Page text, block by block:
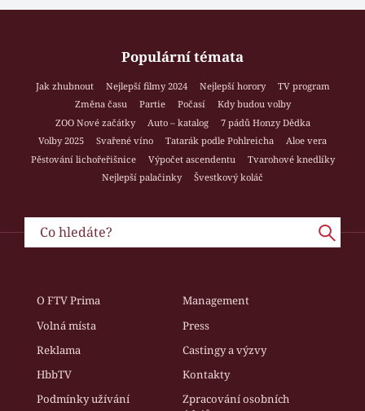
Populární témata
Jak zhubnout Nejlepší filmy 2024 Nejlepší horory
TV program
Změna času
Partie Počasí
Kdy budou volby
ZOO Nové začátky
Auto – katalog
7 pádů Honzy Dědka
Volby 2025
Svařené víno Tatarák podle Pohlreicha
Aloe vera
Pěstování lichořeřišnice
Výpočet ascendentu
Tvarohové knedlíky
Nejlepší palačinky
Švestkový koláč
O FTV Prima
Management
Volná místa
Press
Reklama
Castingy a výzvy
HbbTV
Kontakty
Podmínky užívání
Zpracování osobních